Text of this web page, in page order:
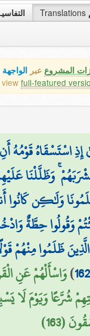
Translations
المشروع عبر الواجهة
full-featured
إِذِ اسْتَسْقَاهُ
وَظَلَّلْنَا عَلَيْهِمُ
وَلَٰكِن كَانُوا
وَقُولُوا حِطَّةٌ
ظَلَمُوا مِنْهُمْ
162
)وَاسْأَلْهُمْ عَنِ
شُرَّعًا وَيَوْمَ لَا
(163)